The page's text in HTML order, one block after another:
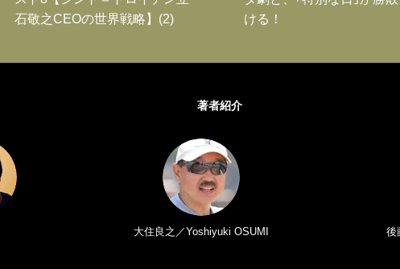
石敬之CEOの世界戦略】(2)
ける！
著者紹介
大住良之／Yoshiyuki OSUMI 後